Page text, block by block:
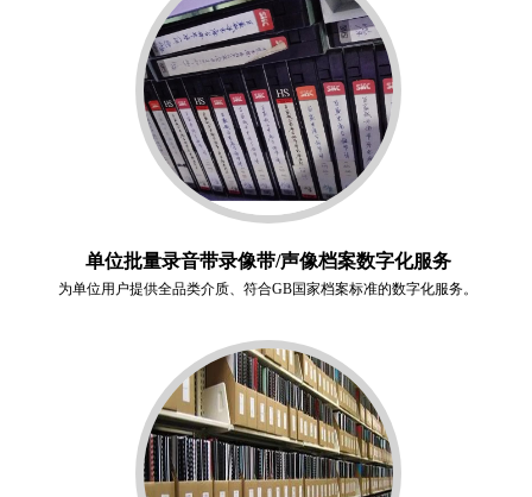
单位批量录音带录像带/声像档案数字化服务
为单位用户提供全品类介质、符合GB国家档案标准的数字化服务。